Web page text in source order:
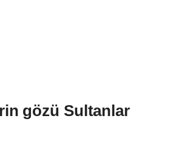
gözü Sultanlar